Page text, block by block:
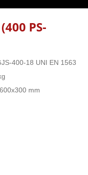
PS-
400-18 UNI EN 1563
mm